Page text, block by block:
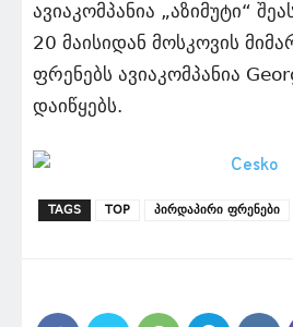
ავიაკომპანია „აზიმუტი“
20 მაისიდან მოსკოვის
ფრენებს ავიაკომპანია
დაიწყებს.
TAGS TOP პირდაპირი ფრენები